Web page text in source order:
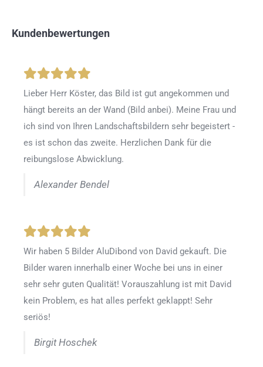
Kundenbewertungen
Lieber Herr Köster, das Bild ist gut angekommen und
hängt bereits an der Wand (Bild anbei). Meine Frau und
ich sind von Ihren Landschaftsbildern sehr begeistert -
es ist schon das zweite. Herzlichen Dank für die
reibungslose Abwicklung.
Alexander Bendel
Wir haben 5 Bilder AluDibond von David gekauft. Die
Bilder waren innerhalb einer Woche bei uns in einer
sehr sehr guten Qualität! Vorauszahlung ist mit David
kein Problem, es hat alles perfekt geklappt! Sehr
seriös!
Birgit Hoschek